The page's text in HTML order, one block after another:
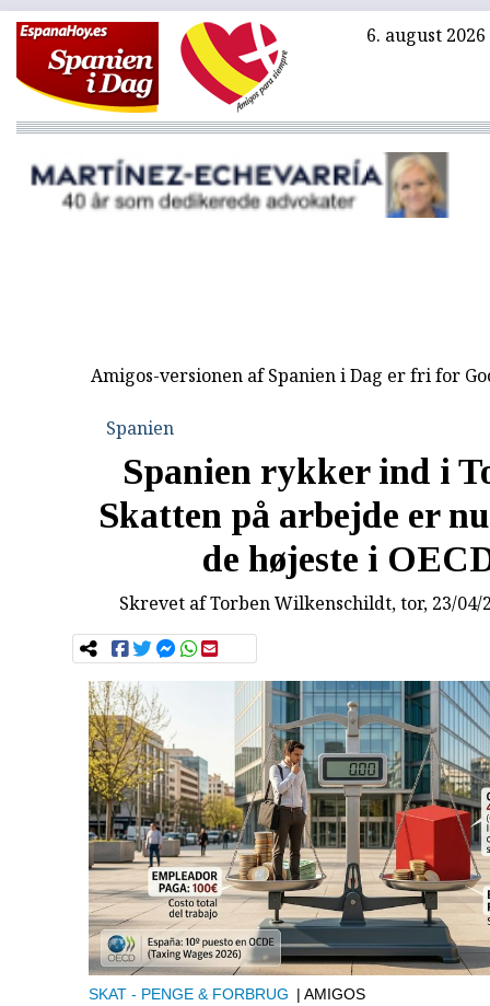
6. august 2026
Amigos-versionen af Spanien i Dag er fri for
Spanien
Spanien rykker ind i
Skatten på arbejde er
de højeste i
Skrevet afTorben Wilkenschildt, tor, 23/04/
SKAT PENGE & FORBRUG | AMIGOS